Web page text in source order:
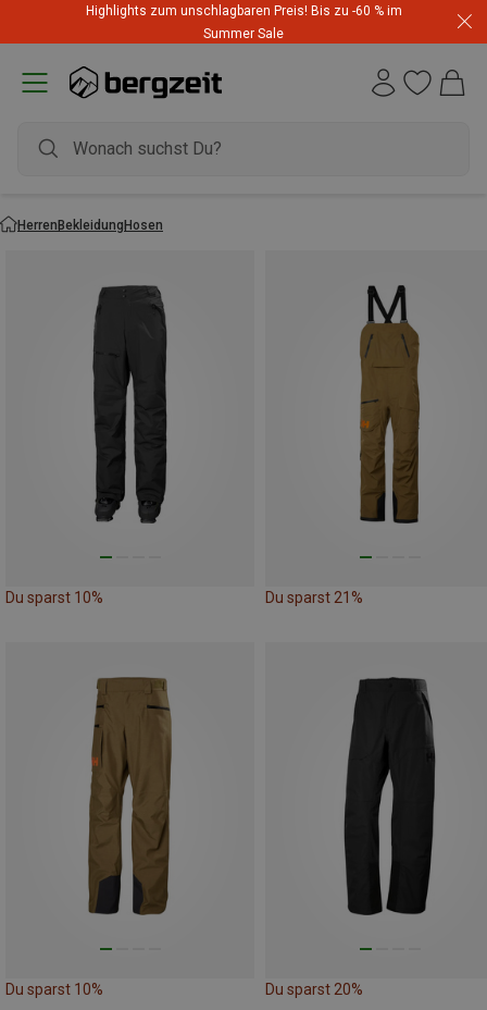
Highlights zum unschlagbaren Preis! Bis zu -60 % im
Summer Sale
HerrenBekleidungHosen
Du sparst 10% Du sparst 21%
Du sparst 10% Du sparst 20%